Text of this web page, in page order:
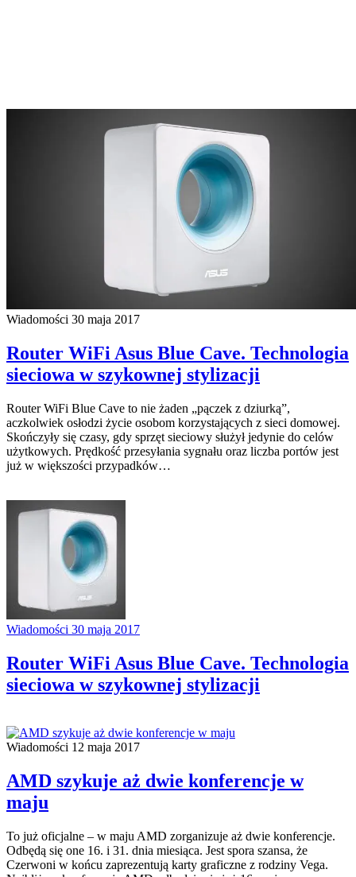
Wiadomości 30 maja 2017
Router WiFi Asus Blue Cave. Technologia
sieciowa w szykownej stylizacji
Router WiFi Blue Cave to nie żaden „pączek z dziurką”,
aczkolwiek osłodzi życie osobom korzystających z sieci domowej.
Skończyły się czasy, gdy sprzęt sieciowy służył jedynie do celów
użytkowych. Prędkość przesyłania sygnału oraz liczba portów jest
już w większości przypadków…
Wiadomości 30 maja 2017
Router WiFi Asus Blue Cave. Technologia
sieciowa w szykownej stylizacji
Wiadomości 12 maja 2017
AMD szykuje aż dwie konferencje w
maju
To już oficjalne – w maju AMD zorganizuje aż dwie konferencje.
Odbędą się one 16. i 31. dnia miesiąca. Jest spora szansa, że
Czerwoni w końcu zaprezentują karty graficzne z rodziny Vega.